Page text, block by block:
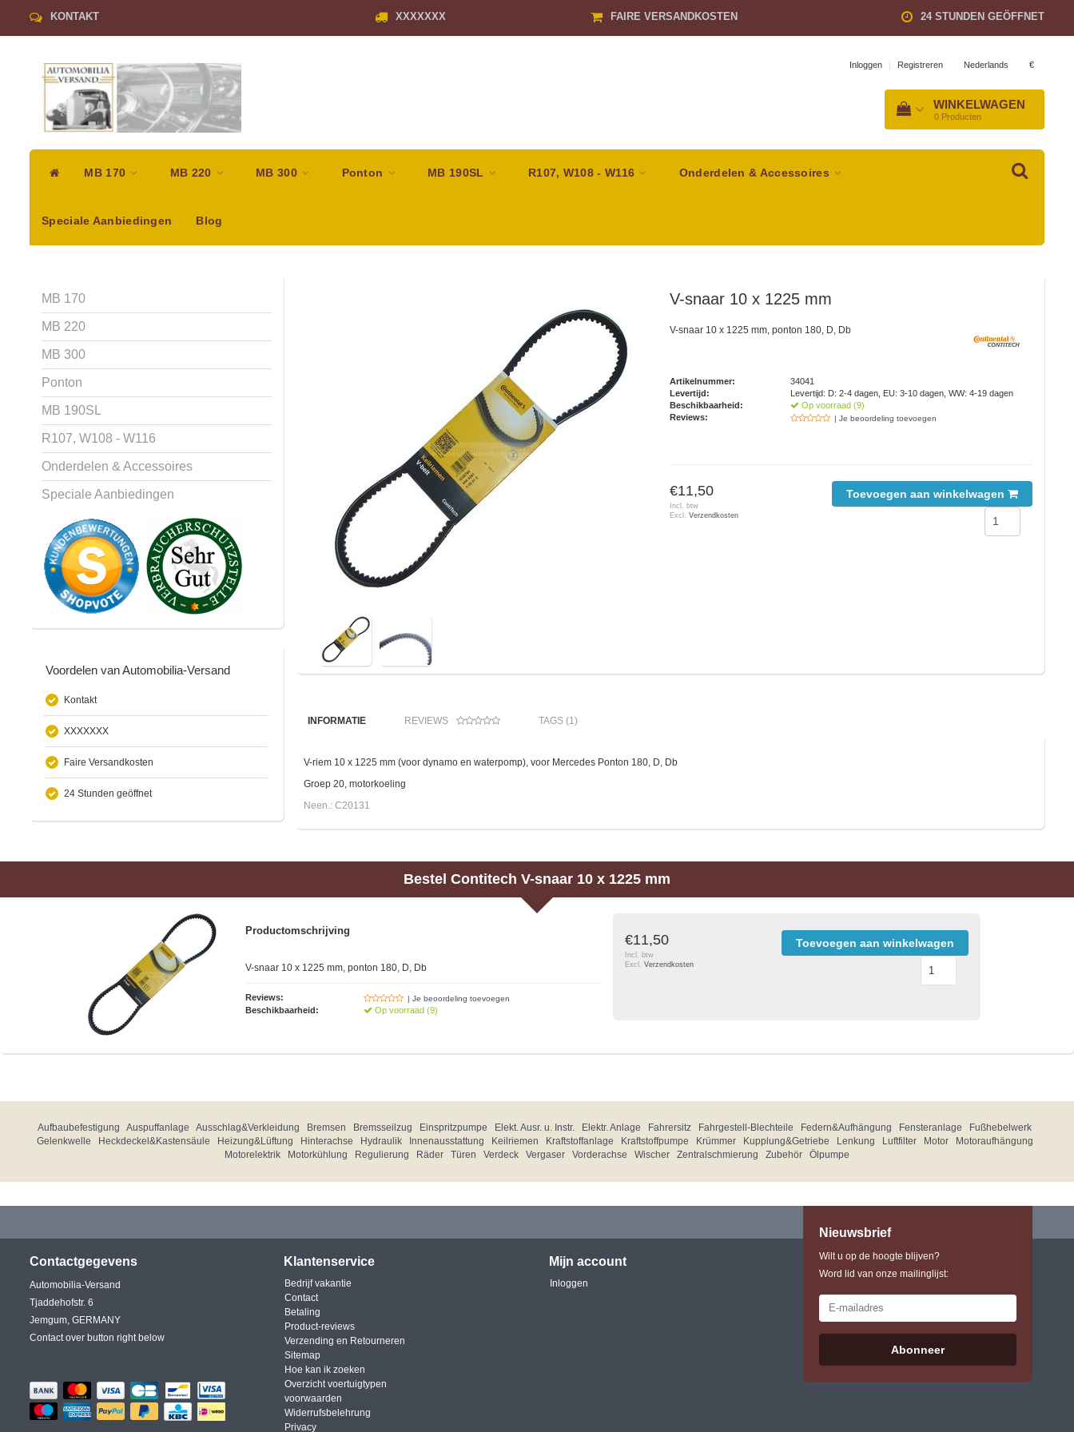
KONTAKT XXXXXXX FAIRE VERSANDKOSTEN 24 STUNDEN GEÖFFNET
Inloggen | Registreren Nederlands €
WINKELWAGEN
0 Producten
MB 170 MB 220 MB 300 Ponton MB 190SL R107, W108 - W116 Onderdelen & Accessoires
Speciale Aanbiedingen Blog
MB 170
MB 220
MB 300
Ponton
MB 190SL
R107, W108 - W116
Onderdelen & Accessoires
Speciale Aanbiedingen
Voordelen van Automobilia-Versand
Kontakt
XXXXXXX
Faire Versandkosten
24 Stunden geöffnet
V-snaar 10 x 1225 mm
V-snaar 10 x 1225 mm, ponton 180, D, Db
Artikelnummer:
34041
Levertijd:
Levertijd: D: 2-4 dagen, EU: 3-10 dagen, WW: 4-19 dagen
Beschikbaarheid:
Op voorraad (9)
Reviews:
| Je beoordeling toevoegen
€11,50
Incl. btw
Excl.Verzendkosten
Toevoegen aan winkelwagen
INFORMATIE REVIEWS TAGS (1)
V-riem 10 x 1225 mm (voor dynamo en waterpomp), voor Mercedes Ponton 180, D, Db
Groep 20, motorkoeling
Neen.: C20131
Bestel Contitech V-snaar 10 x 1225 mm
Productomschrijving
V-snaar 10 x 1225 mm, ponton 180, D, Db
Reviews: | Je beoordeling toevoegen
Beschikbaarheid: Op voorraad (9)
€11,50
Incl. btw
Excl. Verzendkosten
Toevoegen aan winkelwagen
Aufbaubefestigung Auspuffanlage Ausschlag&Verkleidung Bremsen Bremsseilzug Einspritzpumpe Elekt. Ausr. u. Instr. Elektr. Anlage Fahrersitz Fahrgestell-Blechteile Federn&Aufhängung Fensteranlage
Fußhebelwerk
Gelenkwelle
Heckdeckel&Kastensäule Heizung&Lüftung Hinterachse Hydraulik Innenausstattung Keilriemen Kraftstoffanlage Kraftstoffpumpe Krümmer Kupplung&Getriebe Lenkung Luftfilter Motor
Motoraufhängung
Motorelektrik
Motorkühlung Regulierung Räder Türen Verdeck Vergaser Vorderachse Wischer Zentralschmierung Zubehör Ölpumpe
Contactgegevens
Automobilia-Versand
Tjaddehofstr. 6
Jemgum, GERMANY
Contact over button right below
Klantenservice
Bedrijf vakantie
Contact
Betaling
Product-reviews
Verzending en Retourneren
Sitemap
Hoe kan ik zoeken
Overzicht voertuigtypen
voorwaarden
Widerrufsbelehrung
Privacy
Mijn account
Inloggen
Nieuwsbrief
Wilt u op de hoogte blijven?
Word lid van onze mailinglijst:
Abonneer